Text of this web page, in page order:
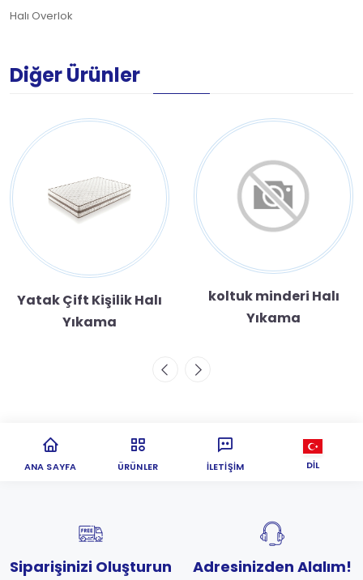
Halı Overlok
Diğer Ürünler
Yatak Çift Kişilik Halı
Yıkama
koltuk minderi Halı
Yıkama
ANA SAYFA ÜRÜNLER İLETIŞIM DIL
Siparişinizi Oluşturun Adresinizden Alalım!